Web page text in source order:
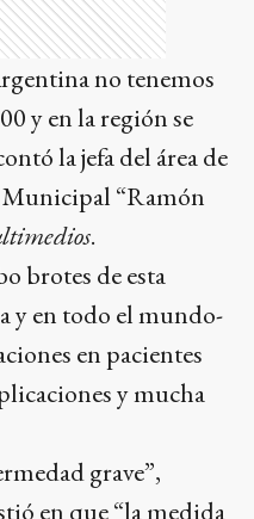
no tenemos
y en la región se
la jefa del área de
“Ramón
.
brotes de esta
y en todo el mundo-
en pacientes
y mucha
grave”,
en que “la medida